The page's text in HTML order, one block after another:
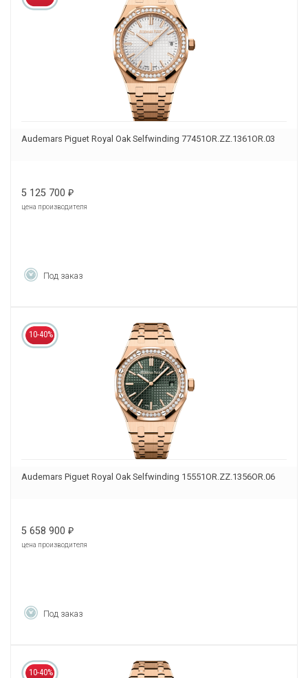
Audemars Piguet Royal Oak Selfwinding 77451OR.ZZ.1361OR.03
5 125 700 ₽
цена производителя
Под заказ
10-40%
Audemars Piguet Royal Oak Selfwinding 15551OR.ZZ.1356OR.06
5 658 900 ₽
цена производителя
Под заказ
10-40%